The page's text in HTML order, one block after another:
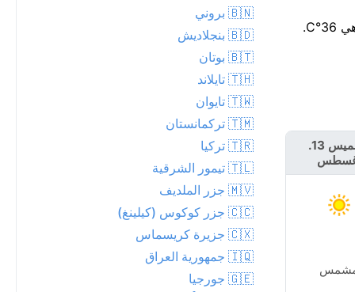
الخميس 13.
الجمعة 14.
أغسطس
مشمس
🇧🇳 بروني
🇧🇩 بنجلاديش
🇧🇹 بوتان
🇹🇭 تايلاند
🇹🇼 تايوان
🇹🇲 تركمانستان
🇹🇷 تركيا
🇹🇱 تيمور الشرقية
🇲🇻 جزر الملديف
🇨🇨 جزر كوكوس (كيلينغ)
🇨🇽 جزيرة كريسماس
🇮🇶 جمهورية العراق
🇬🇪 جورجيا